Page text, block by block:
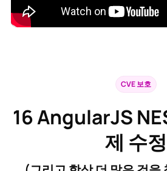
CVE 보호
16AngularJS
제 수정